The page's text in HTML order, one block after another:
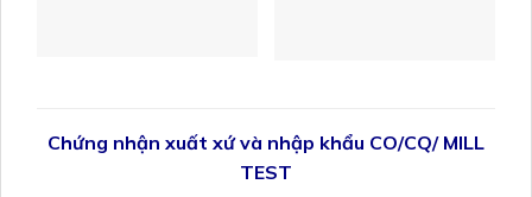
Chứng nhận xuất xứ và nhập khẩu CO/CQ/ MILL
TEST